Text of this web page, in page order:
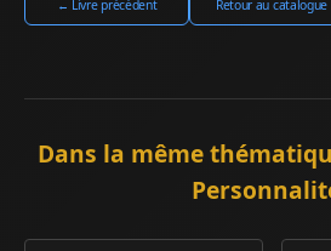
← Livre précédent Retour au catalogue
Dans la même